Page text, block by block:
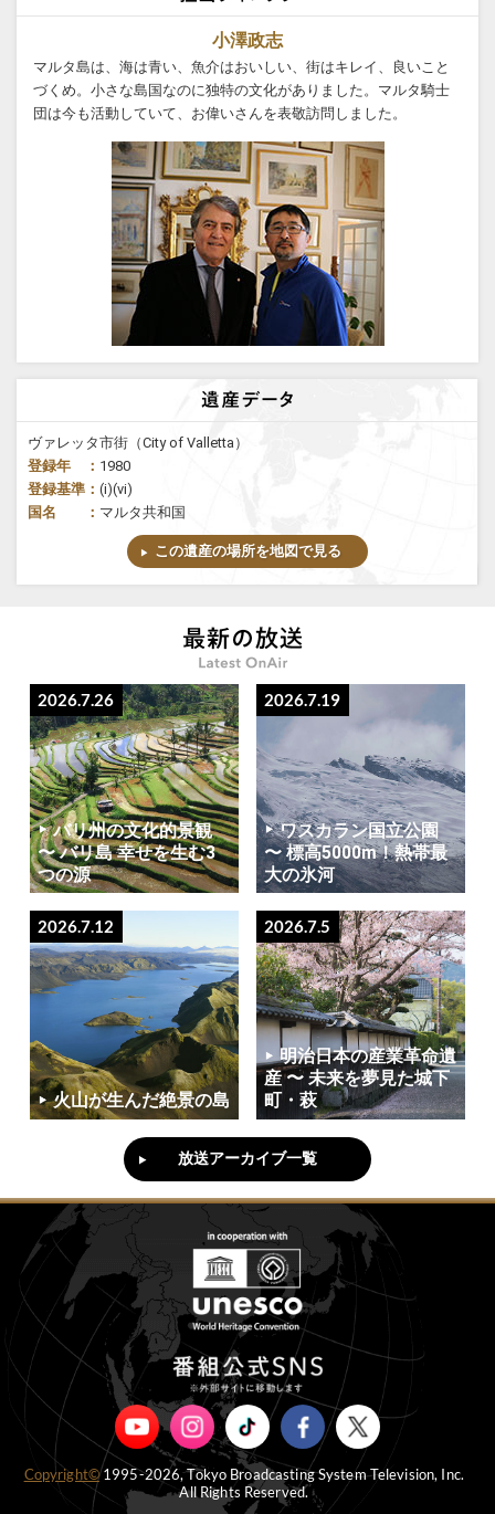
小澤政志
マルタ島は、海は青い、魚介はおいしい、街はキレイ、良いこと
づくめ。小さな島国なのに独特の文化がありました。マルタ騎士
団は今も活動していて、お偉いさんを表敬訪問しました。
ヴァレッタ市街（City of Valletta）
登録年 ： 1980
登録基準： (i)(vi)
国名 ： マルタ共和国
この遺産の場所を地図で見る
2026.7.26
バリ州の文化的景観
〜 バリ島 幸せを生む3
つの源
2026.7.19
ワスカラン国立公園
〜 標高5000m！熱帯最
大の氷河
2026.7.12
火山が生んだ絶景の島
2026.7.5
明治日本の産業革命遺
産 〜 未来を夢見た城下
町・萩
放送アーカイブ一覧
Copyright©1995-2026, Tokyo Broadcasting System Television, Inc.
All Rights Reserved.